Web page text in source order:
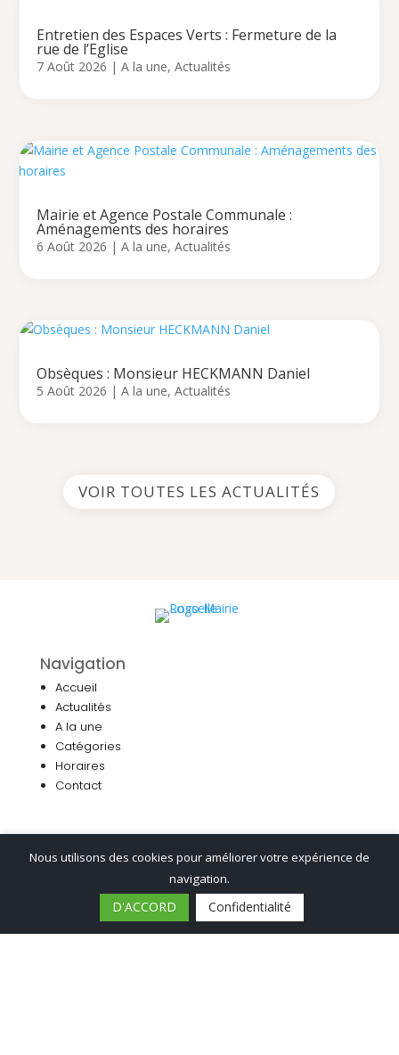
Entretien des Espaces Verts : Fermeture de la
rue de l’Eglise
7 Août 2026 |A la une,Actualités
Mairie et Agence Postale Communale :
Aménagements des horaires
6 Août 2026 |A la une,Actualités
Obsèques : Monsieur HECKMANN Daniel
5 Août 2026 |A la une,Actualités
VOIR TOUTES LES ACTUALITÉS
Navigation
Accueil
Actualités
A la une
Catégories
Horaires
Contact
Menu
Économie
Nous utilisons des cookies pour améliorer votre expérience de
navigation.
D'ACCORD Confidentialité